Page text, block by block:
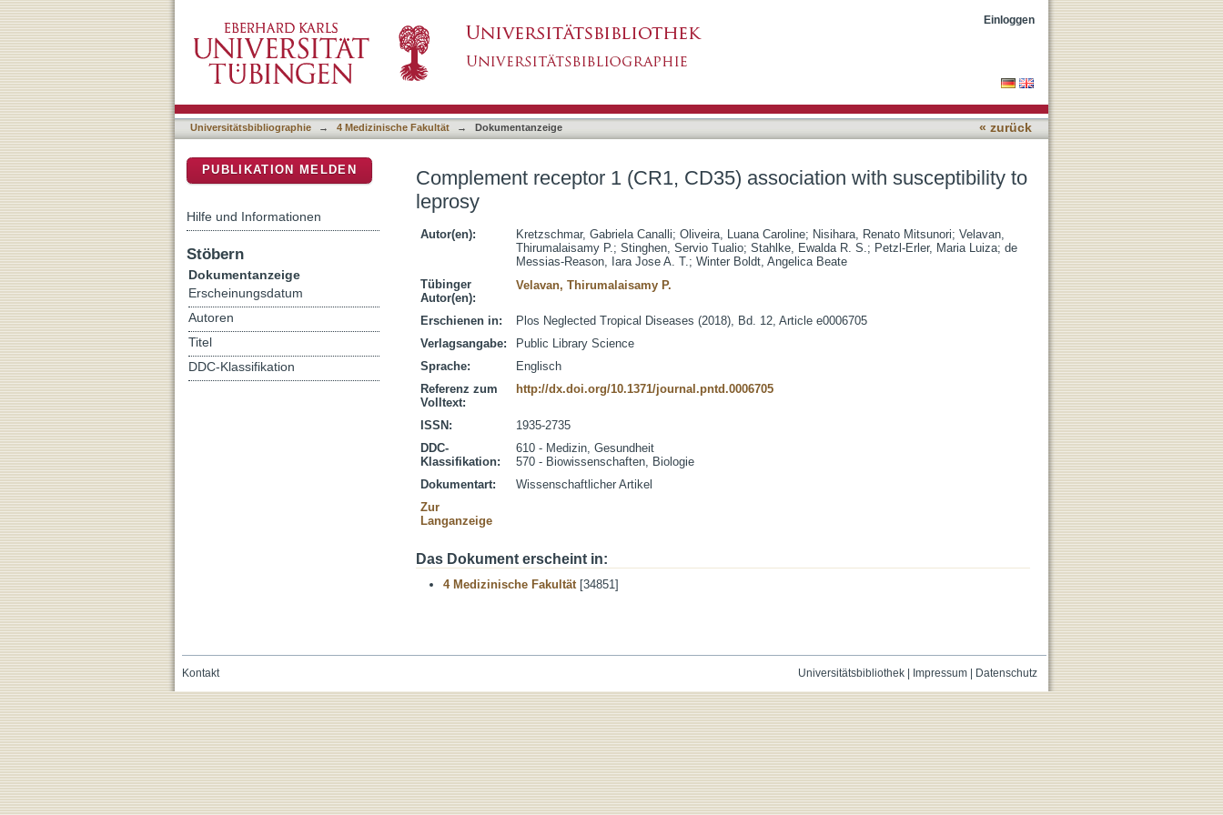
Einloggen
Universitätsbibliographie → 4 Medizinische Fakultät → Dokumentanzeige « zurück
Complement receptor 1 (CR1, CD35) association with susceptibility to
leprosy
Autor(en): Kretzschmar, Gabriela Canalli; Oliveira, Luana Caroline; Nisihara, Renato Mitsunori; Velavan,
Thirumalaisamy P.; Stinghen, Servio Tualio; Stahlke, Ewalda R. S.; Petzl-Erler, Maria Luiza; de
Messias-Reason, Iara Jose A. T.; Winter Boldt, Angelica Beate
Tübinger
Autor(en):
Velavan, Thirumalaisamy P.
Erschienen in:
Plos Neglected Tropical Diseases (2018), Bd. 12, Article e0006705
Verlagsangabe:
Public Library Science
Sprache:
Englisch
Referenz zum
Volltext:
http://dx.doi.org/10.1371/journal.pntd.0006705
ISSN:
1935-2735
DDC-
Klassifikation:
610 - Medizin, Gesundheit
570 - Biowissenschaften, Biologie
Dokumentart:
Wissenschaftlicher Artikel
Zur
Langanzeige
Das Dokument erscheint in:
4 Medizinische Fakultät[34851]
PUBLIKATION MELDEN
Hilfe und Informationen
Stöbern
Dokumentanzeige
Erscheinungsdatum
Autoren
Titel
DDC-Klassifikation
Universitätsbibliothek| Impressum| Datenschutz
Kontakt